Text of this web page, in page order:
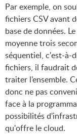
Par exemple, on
fichiers CSV avant
base de données.
moyenne trois
séquentiel, c'est-à-
fichiers, il faudrait
traiter l’ensemble.
donc ne pas
face à la
possibilités
qu'offre le cloud.